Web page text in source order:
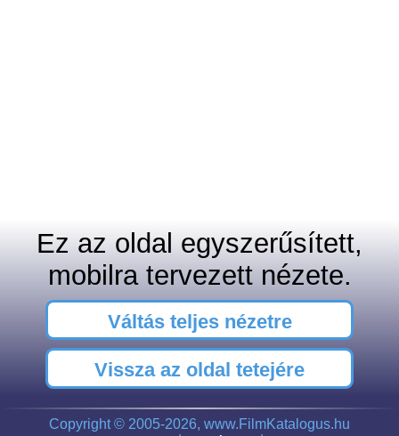
Ez az oldal egyszerűsített,
mobilra tervezett nézete.
Váltás teljes nézetre
Vissza az oldal tetejére
Copyright © 2005-2026, www.FilmKatalogus.hu